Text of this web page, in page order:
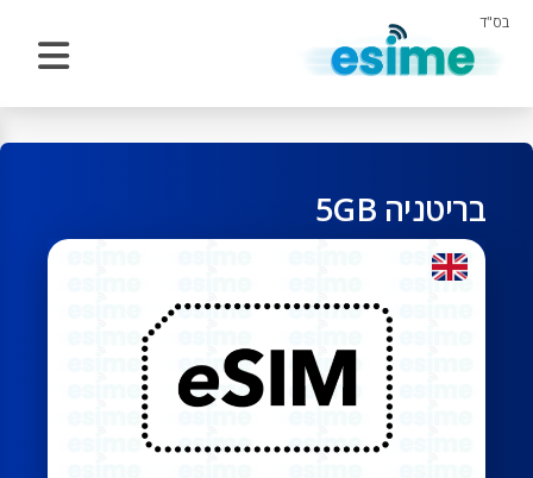
בס"ד
בריטניה 5GB